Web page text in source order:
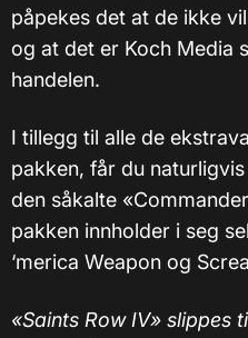
påpekes det at de ikke
og at det er Koch Media
handelen.
I tillegg til alle de
pakken, får du
den såkalte
pakken innholder i seg
‘merica Weapon og
«Saints Row IV» slippes